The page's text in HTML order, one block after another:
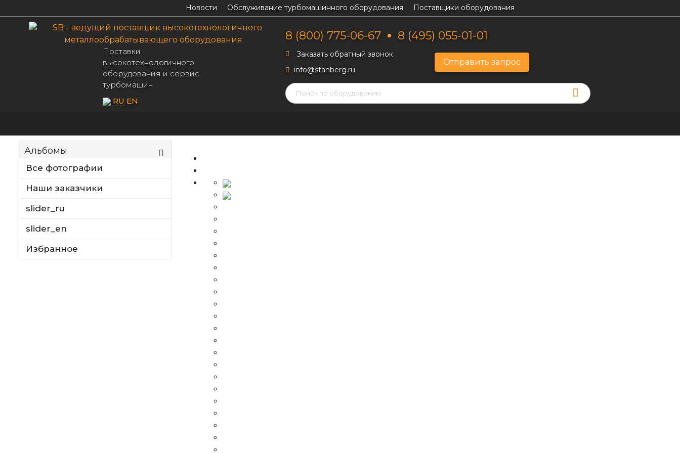
Новости Обслуживание турбомашинного оборудования Поставщики оборудования
Поставки
высокотехнологичного
оборудования и сервис
турбомашин
RU EN
8 (800) 775-06-67 8 (495) 055-01-01
Заказать обратный звонок
info@stanberg.ru
Отправить запрос
Альбомы
Все фотографии
Наши заказчики
slider_ru
slider_en
Избранное